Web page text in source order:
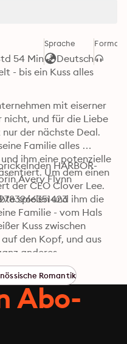
54 Min
Sprache
Deutsch
Format
- bis ein Kuss alles
mit eiserner
nicht, und für die Liebe
der nächste Deal.
Familie alles
ihm eine potenzielle
Um dem einen
der CEO Clover Lee.
spielen und ihm die
Familie - vom Hals
Kuss zwischen
den Kopf, und aus
anderes…
HARBOR-
Avery Flynn
Romantik
Abo-